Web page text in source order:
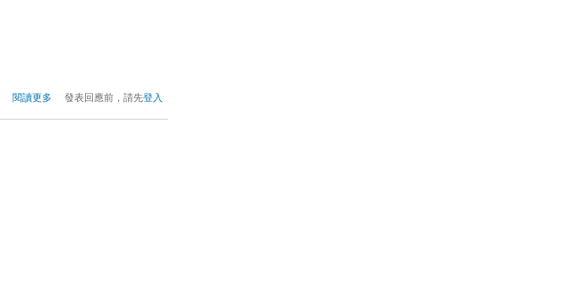
閱讀更多
關於2017年TISCA烘豆咖啡
發表回應前，請先登入